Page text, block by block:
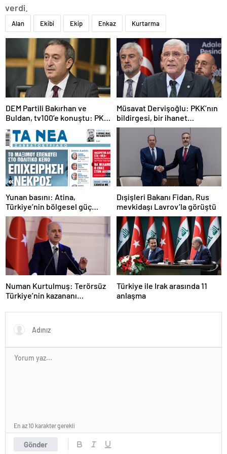
verdi.
Alan Ekibi Ekip Enkaz Kurtarma
DEM Partili Bakırhan ve
Buldan, tv100’e konuştu: PKK
ne zaman kendini feshedecek
Müsavat Dervişoğlu: PKK’nın
bildirgesi, bir ihanet
açıklamasıdır
Yunan basını: Atina,
Türkiye’nin bölgesel güç
olmasını durduramadı
Dışişleri Bakanı Fidan, Rus
mevkidaşı Lavrov’la görüştü
Numan Kurtulmuş: Terörsüz
Türkiye’nin kazananı
Türkiye ile Irak arasında 11
anlaşma
Gönder
En az 10 karakter gerekli